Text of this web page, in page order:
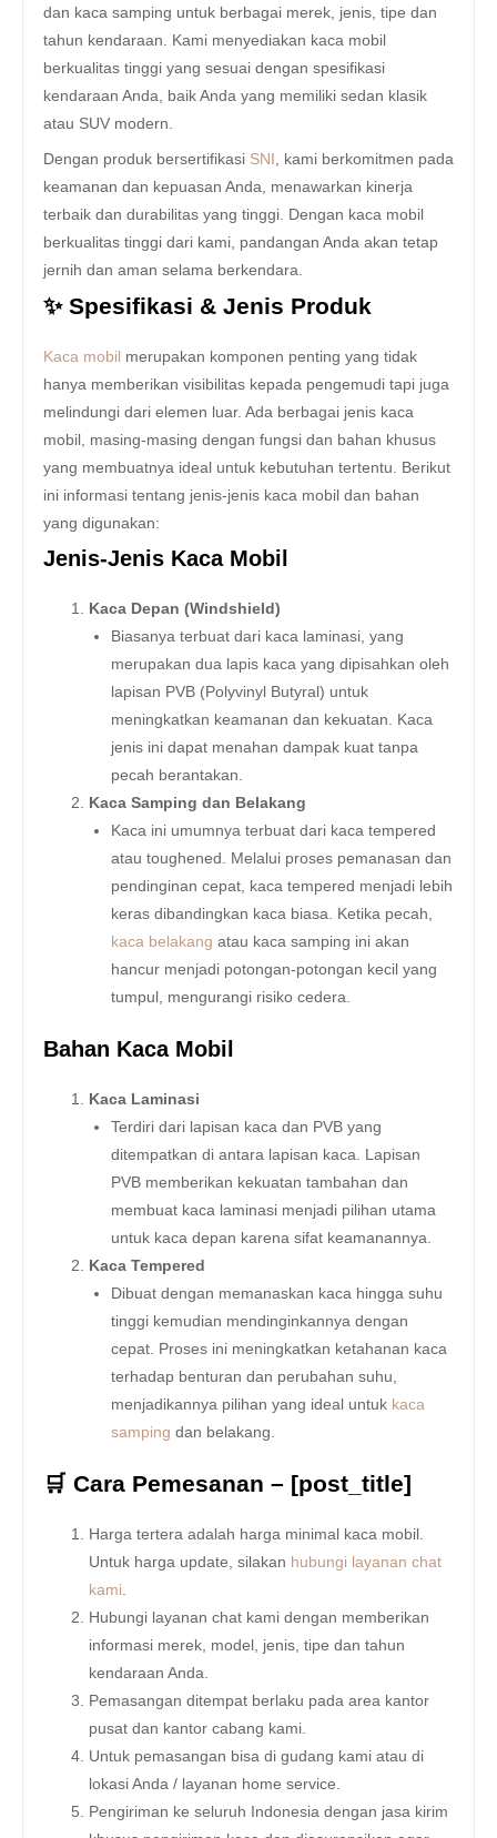
dan kaca samping untuk berbagai merek, jenis, tipe dan
tahun kendaraan. Kami menyediakan kaca mobil
berkualitas tinggi yang sesuai dengan spesifikasi
kendaraan Anda, baik Anda yang memiliki sedan klasik
atau SUV modern.
Dengan produk bersertifikasi SNI
, kami berkomitmen pada
keamanan dan kepuasan Anda, menawarkan kinerja
terbaik dan durabilitas yang tinggi. Dengan kaca mobil
berkualitas tinggi dari kami, pandangan Anda akan tetap
jernih dan aman selama berkendara.
✨ Spesifikasi & Jenis Produk
Kaca mobil merupakan komponen penting yang tidak
hanya memberikan visibilitas kepada pengemudi tapi juga
melindungi dari elemen luar. Ada berbagai jenis kaca
mobil, masing-masing dengan fungsi dan bahan khusus
yang membuatnya ideal untuk kebutuhan tertentu. Berikut
ini informasi tentang jenis-jenis kaca mobil dan bahan
yang digunakan:
Jenis-Jenis Kaca Mobil
Kaca Depan (Windshield)
Biasanya terbuat dari kaca laminasi, yang
merupakan dua lapis kaca yang dipisahkan oleh
lapisan PVB (Polyvinyl Butyral) untuk
meningkatkan keamanan dan kekuatan. Kaca
jenis ini dapat menahan dampak kuat tanpa
pecah berantakan.
Kaca Samping dan Belakang
Kaca ini umumnya terbuat dari kaca tempered
atau toughened. Melalui proses pemanasan dan
pendinginan cepat, kaca tempered menjadi lebih
keras dibandingkan kaca biasa. Ketika pecah,
kaca belakang atau kaca samping ini akan
hancur menjadi potongan-potongan kecil yang
tumpul, mengurangi risiko cedera.
Bahan Kaca Mobil
Kaca Laminasi
Terdiri dari lapisan kaca dan PVB yang
ditempatkan di antara lapisan kaca. Lapisan
PVB memberikan kekuatan tambahan dan
membuat kaca laminasi menjadi pilihan utama
untuk kaca depan karena sifat keamanannya.
Kaca Tempered
Dibuat dengan memanaskan kaca hingga suhu
tinggi kemudian mendinginkannya dengan
cepat. Proses ini meningkatkan ketahanan kaca
terhadap benturan dan perubahan suhu,
menjadikannya pilihan yang ideal untuk kaca
samping dan belakang.
🛒 Cara Pemesanan – [post_title]
Harga tertera adalah harga minimal kaca mobil.
Untuk harga update, silakan hubungi layanan chat
kami
Hubungi layanan chat kami dengan memberikan
informasi merek, model, jenis, tipe dan tahun
kendaraan Anda.
Pemasangan ditempat berlaku pada area kantor
pusat dan kantor cabang kami.
Untuk pemasangan bisa di gudang kami atau di
lokasi Anda / layanan home service.
Pengiriman ke seluruh Indonesia dengan jasa kirim